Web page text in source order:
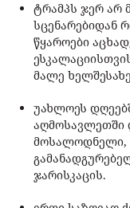
ტრამპს ჯერ არ
სცენარებიდან
წყაროები
მალე
უახლოეს
აღმოსავლეთში
მოსალოდნელი,
ჯარისკაცის.